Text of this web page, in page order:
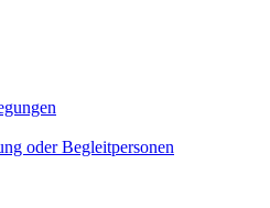
oder Begleitpersonen